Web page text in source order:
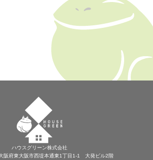
ハウスグリーン株式会社
府東大阪市西堤本通東1丁目1-1 大発ビル2階